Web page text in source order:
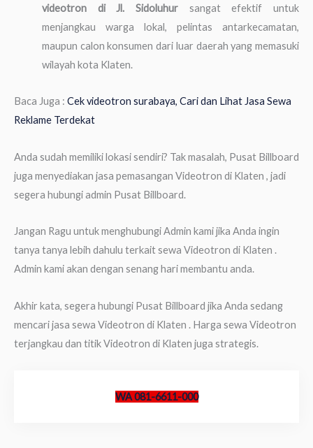
videotron di Jl. Sidoluhur sangat efektif untuk
menjangkau warga lokal, pelintas antarkecamatan,
maupun calon konsumen dari luar daerah yang memasuki
wilayah kota Klaten.
Baca Juga : Cek videotron surabaya, Cari dan Lihat Jasa Sewa
Reklame Terdekat
Anda sudah memiliki lokasi sendiri? Tak masalah, Pusat Billboard
juga menyediakan jasa pemasangan Videotron di Klaten , jadi
segera hubungi admin Pusat Billboard.
Jangan Ragu untuk menghubungi Admin kami jika Anda ingin
tanya tanya lebih dahulu terkait sewa Videotron di Klaten .
Admin kami akan dengan senang hari membantu anda.
Akhir kata, segera hubungi Pusat Billboard jika Anda sedang
mencari jasa sewa Videotron di Klaten . Harga sewa Videotron
terjangkau dan titik Videotron di Klaten juga strategis.
WA 081-6611-000